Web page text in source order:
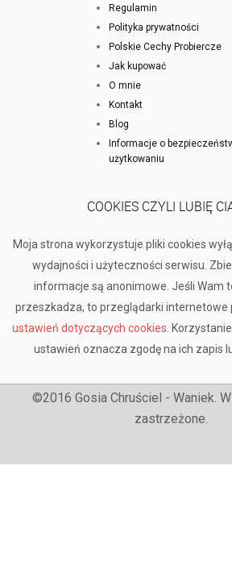
Regulamin
Polityka prywatności
Polskie Cechy Probiercze
Jak kupować
O mnie
Kontakt
Blog
Informacje o
użytkowaniu
COOKIES CZYLI LUBIĘ
Moja strona wykorzystuje pliki cookies
wydajności i użyteczności serwisu.
informacje są anonimowe. Jeśli Wam
przeszkadza, to przeglądarki internetowe
ustawień dotyczących cookies .
ustawień oznacza zgodę na ich zapis
©2016 Gosia Chruściel - Waniek.
zastrzeżone.